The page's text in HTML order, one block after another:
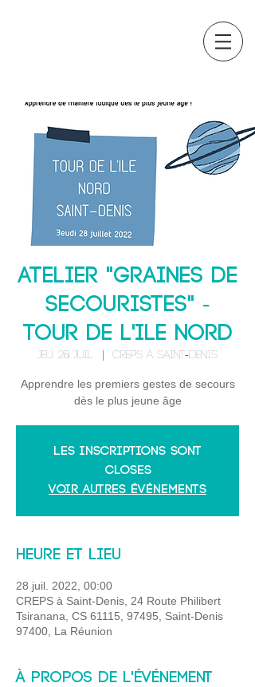
Atelier "Graines de
secouristes" -
TOUR DE L'ILE NORD
jeu. 28 juil. CREPS à Saint-Denis
Apprendre les premiers gestes de secours
dès le plus jeune âge
Les inscriptions sont
closes
Voir autres événements
Heure et lieu
28 juil. 2022, 00:00
CREPS à Saint-Denis, 24 Route Philibert
Tsiranana, CS 61115, 97495, Saint-Denis
97400, La Réunion
À propos de l'événement